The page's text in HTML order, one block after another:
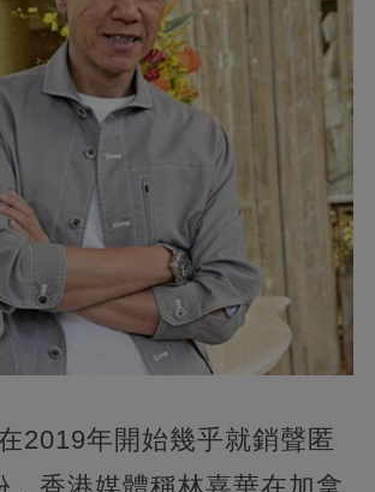
2019年開始幾乎就銷聲匿